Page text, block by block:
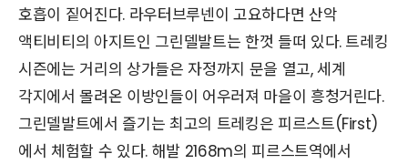
호흡이 짙어진다. 라우터브루넨이 고요하다면 산악
액티비티의 아지트인 그린델발트는 한껏 들떠 있다. 트레킹
시즌에는 거리의 상가들은 자정까지 문을 열고, 세계
각지에서 몰려온 이방인들이 어우러져 마을이 흥청거린다.
그린델발트에서 즐기는 최고의 트레킹은 피르스트(First)
에서 체험할 수 있다. 해발 2168m의 피르스트역에서